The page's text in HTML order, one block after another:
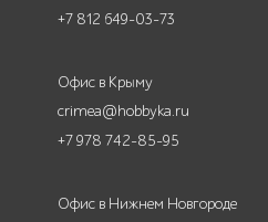
+7 812 649-03-73
Офис в Крыму
crimea@hobbyka.ru
+7 978 742-85-95
Офис в Нижнем Новгороде